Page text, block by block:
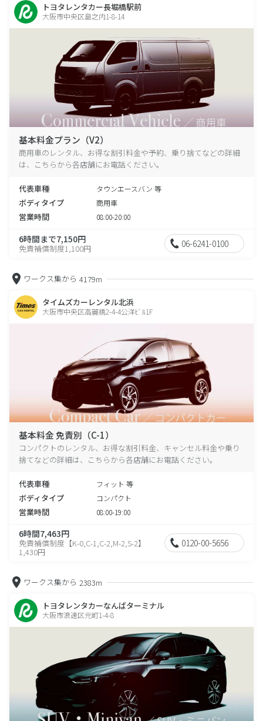
トヨタレンタカー長堀橋駅前
大阪市中央区島之内1-8-14
基本料金プラン（V2）
商用車のレンタル、お得な割引料金や予約、乗り捨てなどの詳細
は、こちらから各店舗にお電話ください。
代表車種 タウンエースバン 等
ボディタイプ 商用車
営業時間 08:00-20:00
6時間まで7,150円
免責補償制度1,100円 06-6241-0100
ワークス集から 4179m
タイムズカーレンタル北浜
大阪市中央区高麗橋2-4-4公洋ﾋﾞﾙ1F
基本料金 免責別（C-1）
コンパクトのレンタル、お得な割引料金、キャンセル料金や乗り
捨てなどの詳細は、こちらから各店舗にお電話ください。
代表車種 フィット 等
ボディタイプ コンパクト
営業時間 08:00-19:00
6時間7,463円
免責補償制度【K-0,C-1,C-2,M-2,S-2】
1,430円
0120-00-5656
ワークス集から 2383m
トヨタレンタカーなんばターミナル
大阪市浪速区元町1-4-8